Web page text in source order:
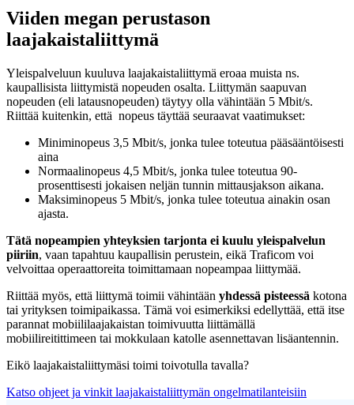
Viiden megan perustason
laajakaistaliittymä
Yleispalveluun kuuluva laajakaistaliittymä eroaa muista ns.
kaupallisista liittymistä nopeuden osalta. Liittymän saapuvan
nopeuden (eli latausnopeuden) täytyy olla vähintään 5 Mbit/s.
Riittää kuitenkin, että nopeus täyttää seuraavat vaatimukset:
Miniminopeus 3,5 Mbit/s, jonka tulee toteutua pääsääntöisesti
aina
Normaalinopeus 4,5 Mbit/s, jonka tulee toteutua 90-
prosenttisesti jokaisen neljän tunnin mittausjakson aikana.
Maksiminopeus 5 Mbit/s, jonka tulee toteutua ainakin osan
ajasta.
Tätä nopeampien yhteyksien tarjonta ei kuulu yleispalvelun
piiriin, vaan tapahtuu kaupallisin perustein, eikä Traficom voi
velvoittaa operaattoreita toimittamaan nopeampaa liittymää.
Riittää myös, että liittymä toimii vähintään yhdessä pisteessä kotona
tai yrityksen toimipaikassa. Tämä voi esimerkiksi edellyttää, että itse
parannat mobiililaajakaistan toimivuutta liittämällä
mobiilireitittimeen tai mokkulaan katolle asennettavan lisäantennin.
Eikö laajakaistaliittymäsi toimi toivotulla tavalla?
Katso ohjeet ja vinkit laajakaistaliittymän ongelmatilanteisiin